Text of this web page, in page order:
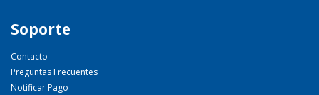
Soporte
Contacto
Preguntas Frecuentes
Notificar Pago